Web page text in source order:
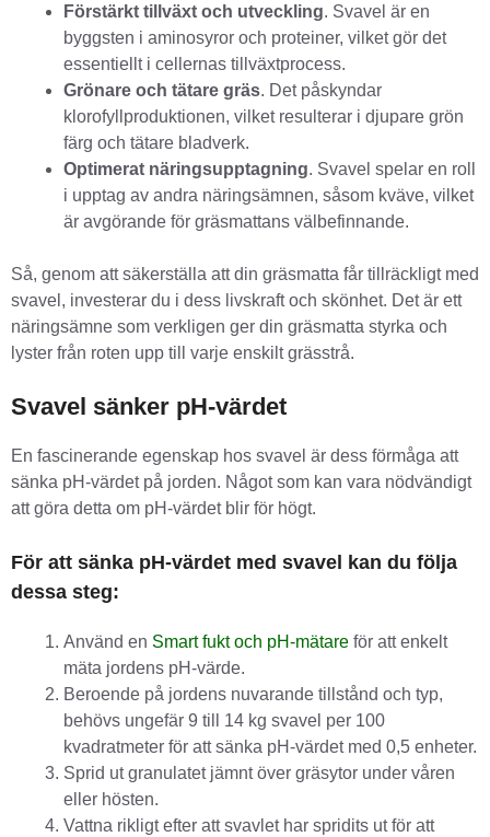
Förstärkt tillväxt och utveckling. Svavel är en
byggsten i aminosyror och proteiner, vilket gör det
essentiellt i cellernas tillväxtprocess.
Grönare och tätare gräs. Det påskyndar
klorofyllproduktionen, vilket resulterar i djupare grön
färg och tätare bladverk.
Optimerat näringsupptagning. Svavel spelar en roll
i upptag av andra näringsämnen, såsom kväve, vilket
är avgörande för gräsmattans välbefinnande.
Så, genom att säkerställa att din gräsmatta får tillräckligt med
svavel, investerar du i dess livskraft och skönhet. Det är ett
näringsämne som verkligen ger din gräsmatta styrka och
lyster från roten upp till varje enskilt grässtrå.
Svavel sänker pH-värdet
En fascinerande egenskap hos svavel är dess förmåga att
sänka pH-värdet på jorden. Något som kan vara nödvändigt
att göra detta om pH-värdet blir för högt.
För att sänka pH-värdet med svavel kan du följa
dessa steg:
Använd en Smart fukt och pH-mätare för att enkelt
mäta jordens pH-värde.
Beroende på jordens nuvarande tillstånd och typ,
behövs ungefär 9 till 14 kg svavel per 100
kvadratmeter för att sänka pH-värdet med 0,5 enheter.
Sprid ut granulatet jämnt över gräsytor under våren
eller hösten.
Vattna rikligt efter att svavlet har spridits ut för att